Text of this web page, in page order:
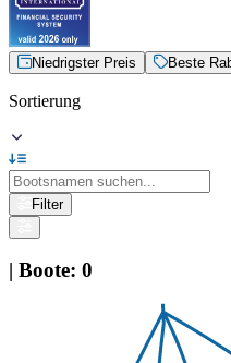
Niedrigster Preis Beste
Sortierung
Filter
| Boote: 0